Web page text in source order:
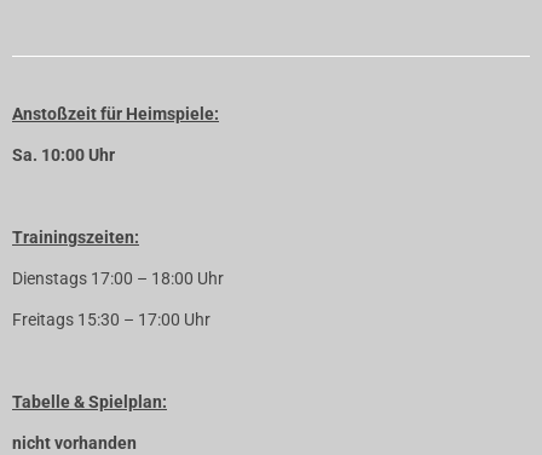
Anstoßzeit für Heimspiele:
Sa. 10:00 Uhr
Trainingszeiten:
Dienstags 17:00 – 18:00 Uhr
Freitags 15:30 – 17:00 Uhr
Tabelle & Spielplan:
nicht vorhanden